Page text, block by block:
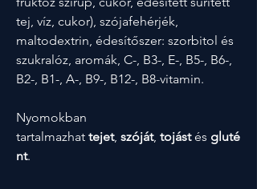
tej, víz, cukor), szójafehérjék,
maltodextrin, édesítőszer: szorbitol és
szukralóz, aromák, C-, B3-, E-, B5-, B6-,
B2-, B1-, A-, B9-, B12-, B8-vitamin.
Nyomokban
tartalmazhat tejet, szóját, tojástés gluté
nt.